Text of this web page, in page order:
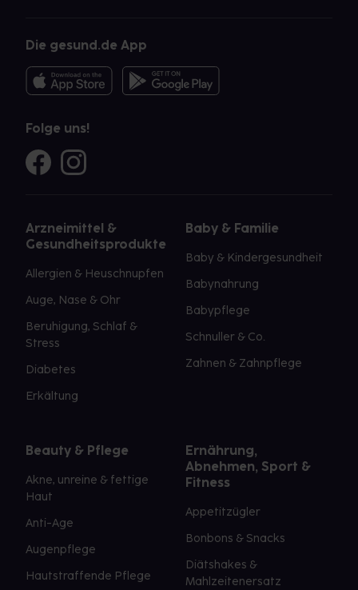
Die gesund.de App
Folge uns!
Arzneimittel &
Gesundheitsprodukte
Allergien & Heuschnupfen
Auge, Nase & Ohr
Beruhigung, Schlaf &
Stress
Diabetes
Erkältung
Baby & Familie
Baby & Kindergesundheit
Babynahrung
Babypflege
Schnuller & Co.
Zahnen & Zahnpflege
Beauty & Pflege
Akne, unreine & fettige
Haut
Anti-Age
Augenpflege
Hautstraffende Pflege
Ernährung,
Abnehmen, Sport &
Fitness
Appetitzügler
Bonbons & Snacks
Diätshakes &
Mahlzeitenersatz